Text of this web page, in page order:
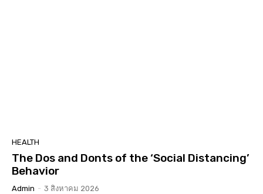
HEALTH
The Dos and Donts of the ‘Social Distancing’
Behavior
Admin - 3 สิงหาคม 2026